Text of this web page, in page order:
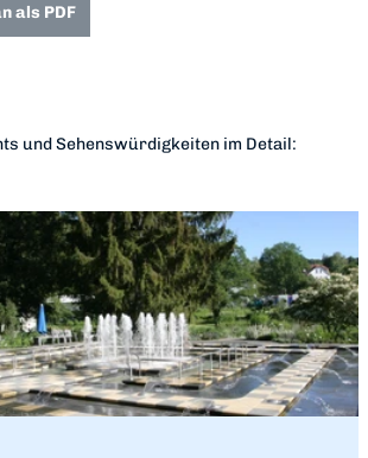
als PDF
und Sehenswürdigkeiten im Detail: